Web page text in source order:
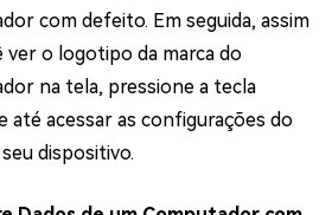
com defeito. Em seguida, assim
ver o logotipo da marca do
na tela, pressione a tecla
até acessar as configurações do
dispositivo.